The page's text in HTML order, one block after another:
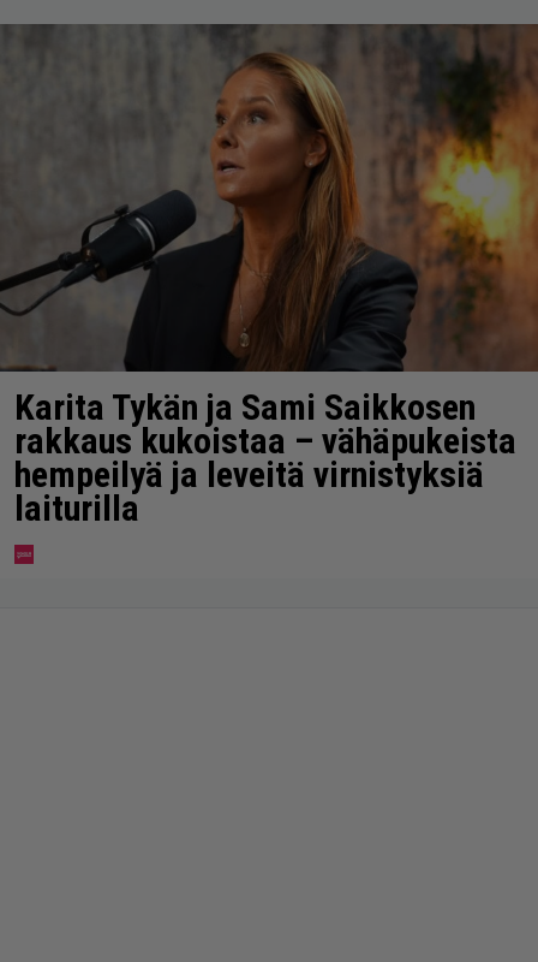
Karita Tykän ja Sami Saikkosen
rakkaus kukoistaa – vähäpukeista
hempeilyä ja leveitä virnistyksiä
laiturilla